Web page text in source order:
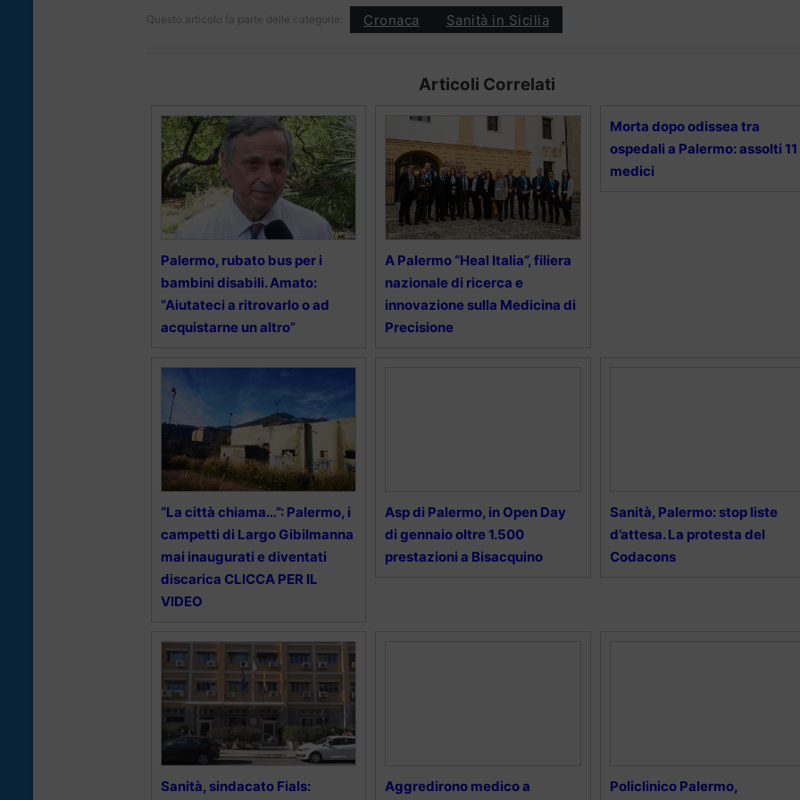
Questo articolo fa parte delle categorie: Cronaca Sanità in Sicilia
Articoli Correlati
Palermo, rubato bus per i
bambini disabili. Amato:
“Aiutateci a ritrovarlo o ad
acquistarne un altro”
A Palermo “Heal Italia”, filiera
nazionale di ricerca e
innovazione sulla Medicina di
Precisione
Morta dopo odissea tra
ospedali a Palermo: assolti 11
medici
“La città chiama…”: Palermo, i
campetti di Largo Gibilmanna
mai inaugurati e diventati
discarica CLICCA PER IL
VIDEO
Asp di Palermo, in Open Day
di gennaio oltre 1.500
prestazioni a Bisacquino
Sanità, Palermo: stop liste
d’attesa. La protesta del
Codacons
Sanità, sindacato Fials: Aggredirono medico a Policlinico Palermo,